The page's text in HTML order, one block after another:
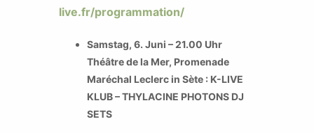
live.fr/programmation/
Samstag, 6. Juni – 21.00 Uhr
Théâtre de la Mer, Promenade
Maréchal Leclerc in Sète : K-LIVE
KLUB – THYLACINE PHOTONS DJ
SETS